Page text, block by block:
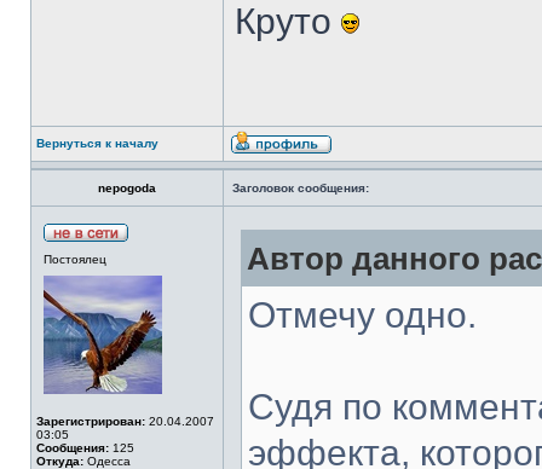
Круто
Вернуться к началу
nepogoda Заголовок сообщения:
Постоялец
Зарегистрирован: 20.04.2007
03:05
Сообщения: 125
Откуда: Одесса
Автор данного
Отмечу одно.
Судя по
эффекта,